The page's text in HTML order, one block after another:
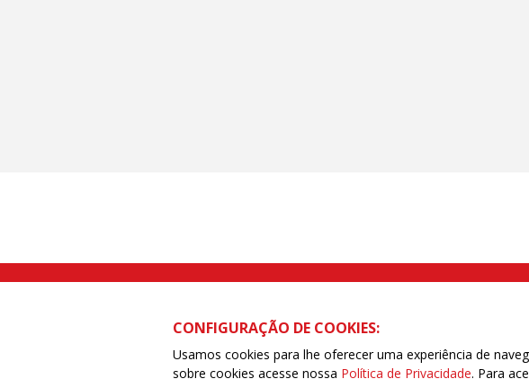
Rua Caetano Pinto nº 575 CEP 03041-000 Brás, São Paulo/
CONFIGURAÇÃO DE COOKIES:
Usamos cookies para lhe oferecer uma experiência de
sobre cookies acesse nossa Política de Privacidade. Para